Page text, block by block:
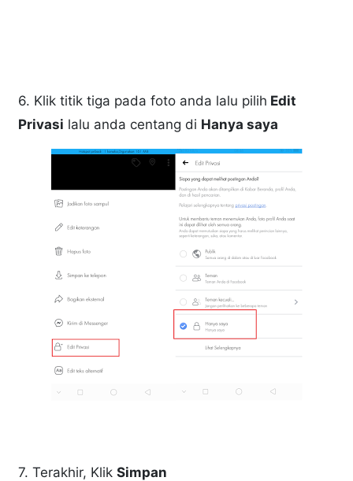
6. Klik titik tiga pada foto anda lalu pilih Edit
Privasi lalu anda centang di Hanya saya
7. Terakhir, KlikSimpan